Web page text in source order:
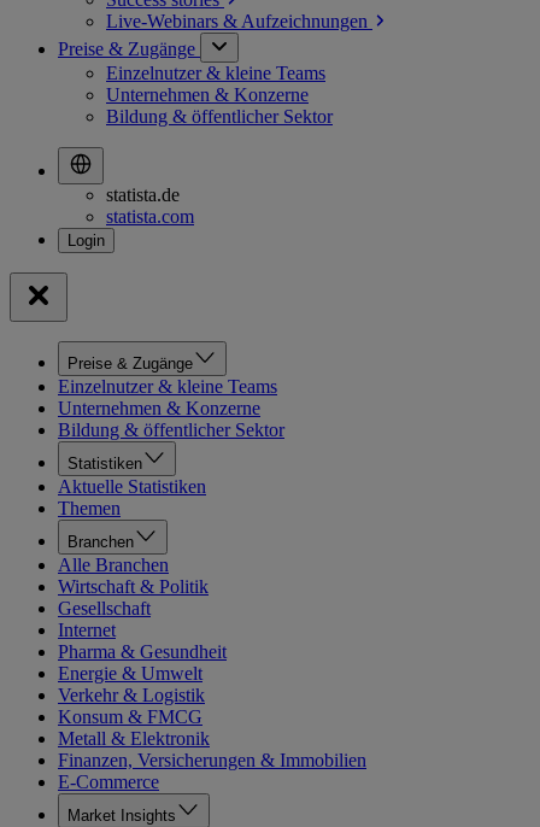
Live-Webinars & Aufzeichnungen
Preise & Zugänge
Einzelnutzer & kleine Teams
Unternehmen & Konzerne
Bildung & öffentlicher Sektor
statista.de
statista.com
Preise & Zugänge
Einzelnutzer & kleine Teams
Unternehmen & Konzerne
Bildung & öffentlicher Sektor
Statistiken
Aktuelle Statistiken
Themen
Branchen
Alle Branchen
Wirtschaft & Politik
Gesellschaft
Internet
Pharma & Gesundheit
Energie & Umwelt
Verkehr & Logistik
Konsum & FMCG
Metall & Elektronik
Finanzen, Versicherungen & Immobilien
E-Commerce
Market Insights